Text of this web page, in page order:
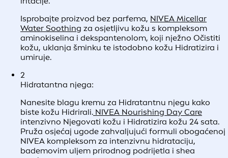
Testiranje na malom području kože:
Prije nego što novi proizvod, poput kreme ili Losiona,
nanesete na cijelo lice, isprobajte ga na malom
području kože (najčešće u pregibu lakta) kako biste
5
Ako niste sigurni koji su proizvodi prikladni za vašu
osjetljivu kožu, razmislite o savjetovanju s
dermatologom. Može vam dati personalizirane
preporuke na temelju vašeg tipa kože i specifičnih
potreba.